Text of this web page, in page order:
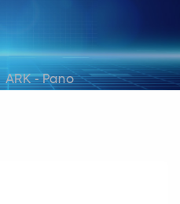
ARK - Pano